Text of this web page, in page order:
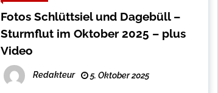
Fotos Schlüttsiel und Dagebüll –
Sturmflut im Oktober 2025 – plus
Video
Redakteur 5. Oktober 2025